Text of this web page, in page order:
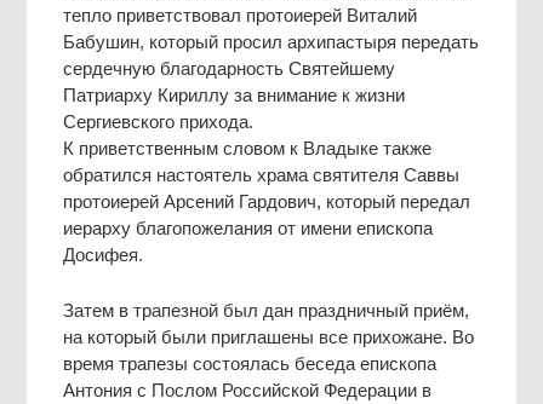
тепло приветствовал протоиерей Виталий
Бабушин, который просил архипастыря передать
сердечную благодарность Святейшему
Патриарху Кириллу за внимание к жизни
Сергиевского прихода.
К приветственным словом к Владыке также
обратился настоятель храма святителя Саввы
протоиерей Арсений Гардович, который передал
иерарху благопожелания от имени епископа
Досифея.
Затем в трапезной был дан праздничный приём,
на который были приглашены все прихожане. Во
время трапезы состоялась беседа епископа
Антония с Послом Российской Федерации в